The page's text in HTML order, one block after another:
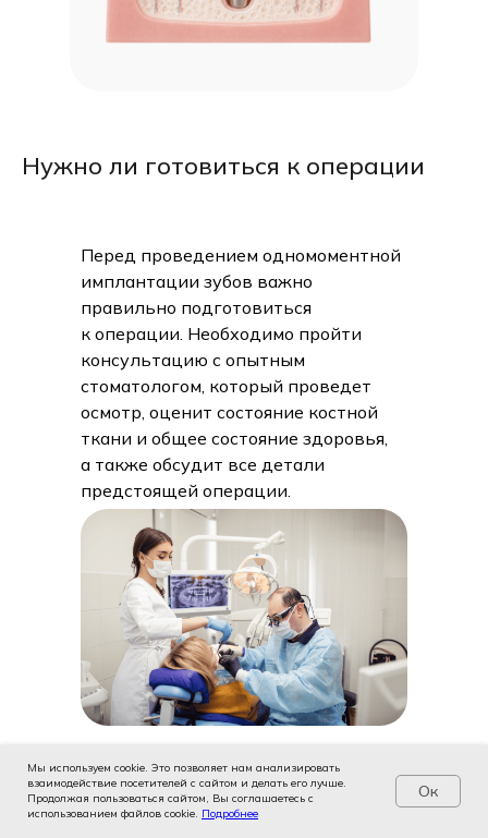
Услуги Цены Записаться
Нужно ли готовиться к операции
Перед проведением одномоментной
имплантации зубов важно
правильно подготовиться
к операции. Необходимо пройти
консультацию с опытным
стоматологом, который проведет
осмотр, оценит состояние костной
ткани и общее состояние здоровья,
а также обсудит все детали
предстоящей операции.
Для точного планирования могут
потребоваться рентгеновские
снимки, компьютерная томография
Мы используем cookie. Это позволяет нам анализировать
взаимодействие посетителей с сайтом и делать его лучше.
Продолжая пользоваться сайтом, Вы соглашаетесь с
использованием файлов cookie. Подробнее
Ок